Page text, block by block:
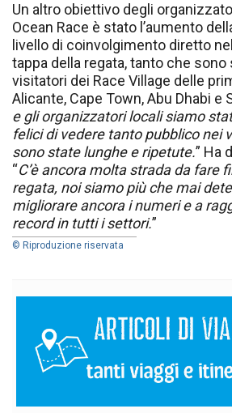
Un altro obiettivo degli
Ocean Race è stato l’aumento
livello di coinvolgimento diretto
tappa della regata, tanto che sono
visitatori dei Race Village delle
Alicante, Cape Town, Abu Dhabi e
e gli organizzatori locali siamo
felici di vedere tanto pubblico nei
sono state lunghe e ripetute.” Ha
“C’è ancora molta strada da fare
regata, noi siamo più che mai
migliorare ancora i numeri e a
record in tutti i settori.”
© Riproduzione riservata